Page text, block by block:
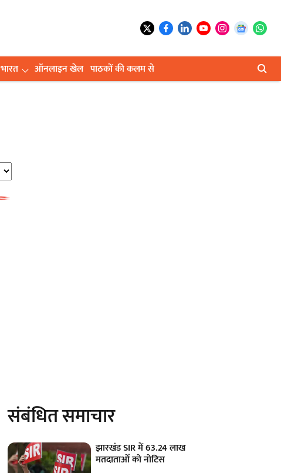
भारत ऑनलाइन खेल पाठकों की कलम से
संबंधित समाचार
झारखंड SIR में 63.24 लाख
मतदाताओं को नोटिस